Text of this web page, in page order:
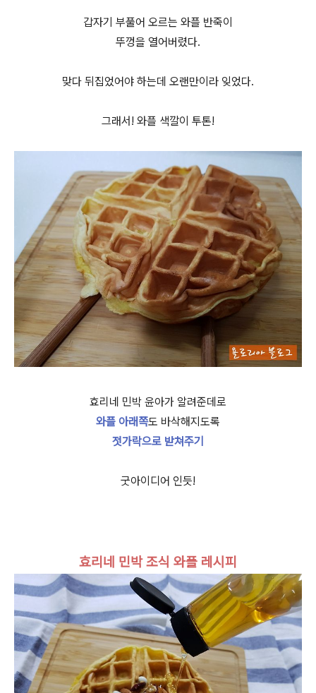
갑자기 부풀어 오르는 와플 반죽이
뚜껑을 열어버렸다.
맞다 뒤집었어야 하는데 오랜만이라 잊었다.
그래서! 와플 색깔이 투톤!
효리네 민박 윤아가 알려준데로
와플 아래쪽도 바삭해지도록
젓가락으로 받쳐주기
굿아이디어 인듯!
효리네 민박 조식 와플 레시피